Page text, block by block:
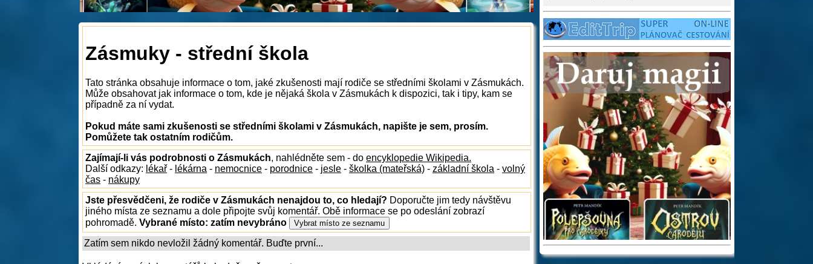
Zásmuky - střední škola
Tato stránka obsahuje informace o tom, jaké zkušenosti mají rodiče se středními školami v Zásmukách.
Může obsahovat jak informace o tom, kde je nějaká škola v Zásmukách k dispozici, tak i tipy, kam se
případně za ní vydat.
Pokud máte sami zkušenosti se středními školami v Zásmukách, napište je sem, prosím.
Pomůžete tak ostatním rodičům.
Zajímají-li vás podrobnosti o Zásmukách, nahlédněte sem - do encyklopedie Wikipedia.
Další odkazy: lékař - lékárna - nemocnice - porodnice - jesle - školka (mateřská) - základní škola - volný
čas - nákupy
Jste přesvědčeni, že rodiče v Zásmukách nenajdou to, co hledají? Doporučte jim tedy návštěvu
jiného místa ze seznamu a dole připojte svůj komentář. Obě informace se po odeslání zobrazí
pohromadě. Vybrané místo: zatím nevybráno
Zatím sem nikdo nevložil žádný komentář. Buďte první...